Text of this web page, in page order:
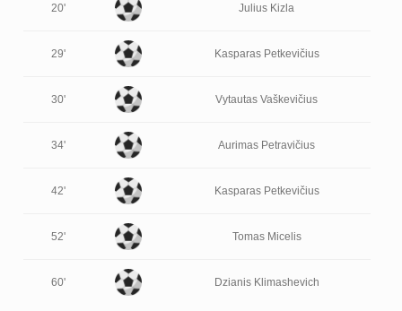
20' Julius Kizla
29' Kasparas Petkevičius
30' Vytautas Vaškevičius
34' Aurimas Petravičius
42' Kasparas Petkevičius
52' Tomas Micelis
60' Dzianis Klimashevich